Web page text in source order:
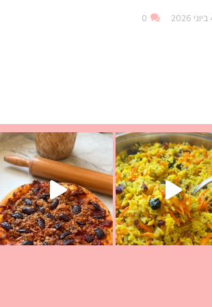
0
ככה? ההסבר בסרטו